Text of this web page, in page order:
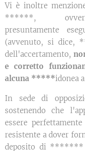
Vi è inoltre
******, ovvero
presuntamente
(avvenuto, si dice,
dell'accertamento,
e corretto
alcuna *****idonea
In sede di
sostenendo che
essere
resistente a dover
deposito di *******